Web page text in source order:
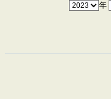
年